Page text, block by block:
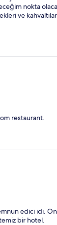
nokta
ve
restaurant.
edici idi.
bir hotel.